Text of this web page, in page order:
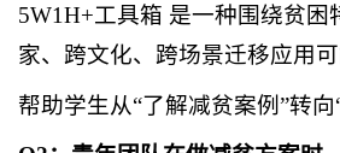
5W1H+工具箱 是一种围绕贫
家、跨文化、跨场景迁移应用可
帮助学生从“了解减贫案例”转